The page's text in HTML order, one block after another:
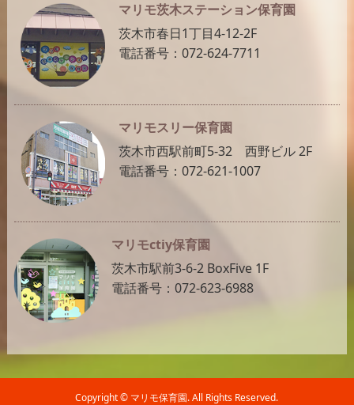
マリモ茨木ステーション保育園
茨木市春日1丁目4-12-2F
電話番号：072-624-7711
マリモスリー保育園
茨木市西駅前町5-32 西野ビル 2F
電話番号：072-621-1007
マリモctiy保育園
茨木市駅前3-6-2 BoxFive 1F
電話番号：072-623-6988
Copyright © マリモ保育園. All Rights Reserved.